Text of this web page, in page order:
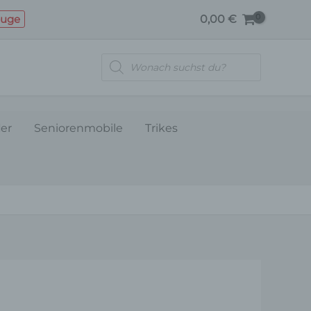
0,00 €
Products
search
Seniorenmobile Trikes